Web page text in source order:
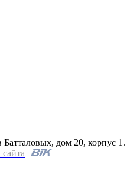
Батталовых, дом 20, корпус 1.
сайта